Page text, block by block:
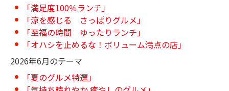
「満足度100％ランチ」
「涼を感じる さっぱりグルメ」
「至福の時間 ゆったりランチ」
「オハシを止めるな！ボリューム満点の店」
2026年6月のテーマ
「夏のグルメ特選」